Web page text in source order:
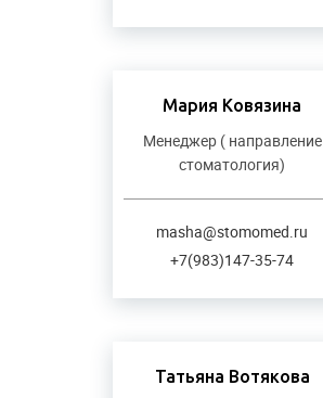
Мария Ковязина
Менеджер ( направление
стоматология)
masha@stomomed.ru
+7(983)147-35-74
Татьяна Вотякова